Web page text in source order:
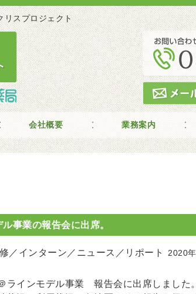
リスプロジェクト
会社概要 業務案内
事業の報告会に出席。
／インターン／ニュース／リポート
2020
ラインモデル事業 報告会に出席しました